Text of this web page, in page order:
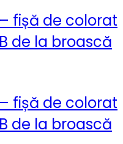
fișă de colorat
de la broască
fișă de colorat
de la broască